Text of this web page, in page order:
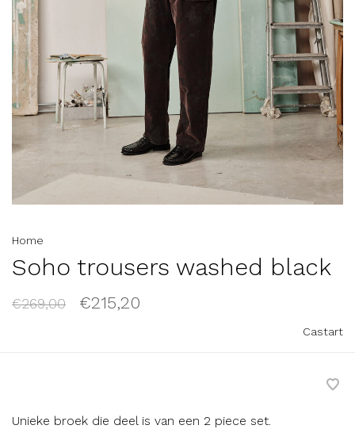
Home
Soho trousers washed black
€269,00 €215,20
Castart
Unieke broek die deel is van een 2 piece set.